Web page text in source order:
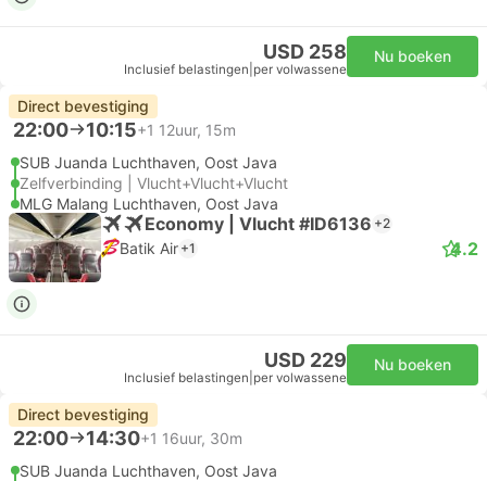
USD 258
Inclusief belastingen per volwassene
Nu boeken
Direct bevestiging
22:00 10:15+1 12uur, 15m
SUB Juanda Luchthaven, Oost Java
Zelfverbinding | Vlucht+Vlucht+Vlucht
MLG Malang Luchthaven, Oost Java
Economy | Vlucht #ID6136 +2
Batik Air +1 4.2
USD 229
Inclusief belastingen per volwassene
Nu boeken
Direct bevestiging
22:00 14:30+1 16uur, 30m
SUB Juanda Luchthaven, Oost Java